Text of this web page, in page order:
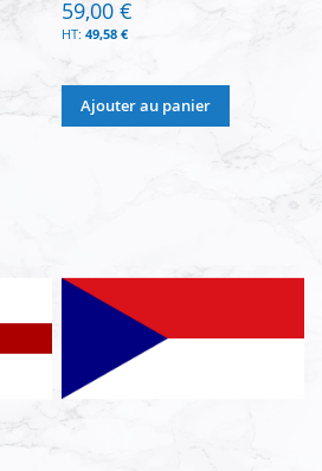
59,00 €
49,58 €
Ajouter au panier